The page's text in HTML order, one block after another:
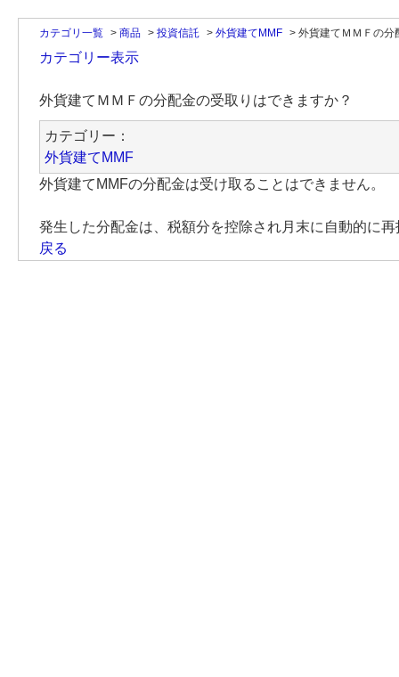
カテゴリ一覧 > 商品 > 投資信託 > 外貨建てMMF > 外貨建てＭＭＦの分
カテゴリー表示
外貨建てＭＭＦの分配金の受取りはできますか？
カテゴリー：
外貨建てMMF
外貨建てMMFの分配金は受け取ることはできません。
発生した分配金は、税額分を控除され月末に自動的に
戻る